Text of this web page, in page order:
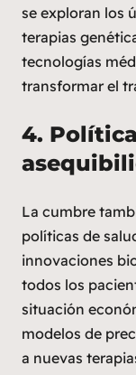
se exploran los
terapias
tecnologías
transformar el
4.
La cumbre
políticas de
innovaciones
todos los
situación
modelos de
a nuevas